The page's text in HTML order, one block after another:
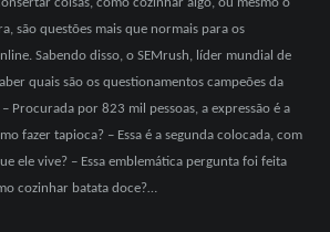
são questões mais que normais para os
Sabendo disso, o SEMrush, líder mundial de
quais são os questionamentos campeões da
Procurada por 823 mil pessoas, a expressão é a
fazer tapioca? – Essa é a segunda colocada, com
ele vive? – Essa emblemática pergunta foi feita
cozinhar batata doce?…